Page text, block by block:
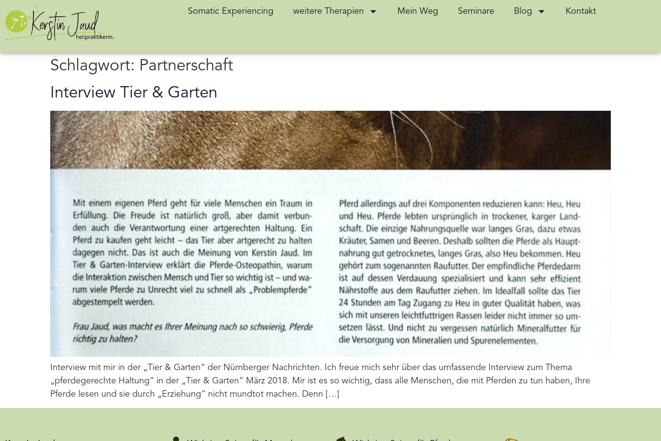
Somatic Experiencing weitere Therapien Mein Weg Seminare Blog Kontakt
Schlagwort: Partnerschaft
Interview Tier & Garten
Interview mit mir in der „Tier & Garten“ der Nürnberger Nachrichten. Ich freue mich sehr über das umfassende Interview zum Thema
„pferdegerechte Haltung“ in der „Tier & Garten“ März 2018. Mir ist es so wichtig, dass alle Menschen, die mit Pferden zu tun haben, Ihre
Pferde lesen und sie durch „Erziehung“ nicht mundtot machen. Denn […]